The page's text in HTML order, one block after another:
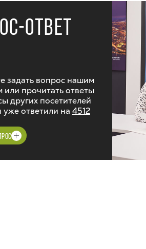
ОТВЕТ
задать вопрос нашим
или прочитать ответы
других посетителей
ответили на 4512